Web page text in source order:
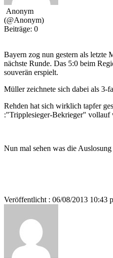
Anonym
(@Anonym)
Beiträge: 0
Bayern zog nun gestern als
nächste Runde. Das 5:0 beim
souverän erspielt.
Müller zeichnete sich dabei als 3-
Rehden hat sich wirklich tapfer
:"Tripplesieger-Bekrieger" vollauf
Nun mal sehen was die
Veröffentlicht : 06/08/2013 10:43